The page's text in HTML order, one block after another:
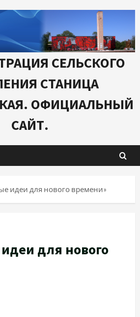
СЕЛЬСКОГО
СТАНИЦА
ОФИЦИАЛЬНЫЙ
САЙТ.
идеи для нового времени»
для нового